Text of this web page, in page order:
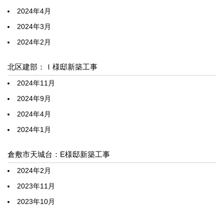
2024年4月
2024年3月
2024年2月
北区建部：Ｉ様邸新築工事
2024年11月
2024年9月
2024年4月
2024年1月
倉敷市天城台：E様邸新築工事
2024年2月
2023年11月
2023年10月